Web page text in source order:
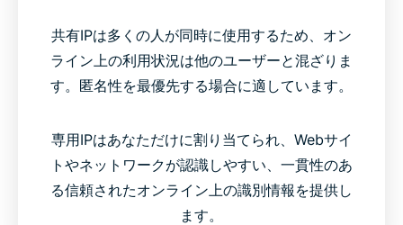
共有IPは多くの人が同時に使用するため、オン
ライン上の利用状況は他のユーザーと混ざりま
す。匿名性を最優先する場合に適しています。
専用IPはあなただけに割り当てられ、Webサイ
トやネットワークが認識しやすい、一貫性のあ
る信頼されたオンライン上の識別情報を提供し
ます。